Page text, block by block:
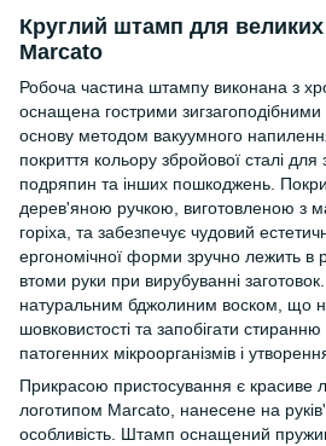
Круглий штамп для великих
Marcato
Робоча частина штампу виконана з
оснащена гострими
основу методом вакуумного
покриття кольору збройової сталі для
подряпин та інших пошкоджень.
дерев'яною ручкою, виготовленою з
горіха, та забезпечує чудовий
ергономічної форми зручно лежить в
втоми руки при вирубуванні
натуральним бджолиним воском, що
шовковистості та запобігати
патогенних мікроорганізмів і утворення
Прикрасою пристосування є красиве
логотипом Marcato, нанесене на
особливість. Штамп оснащений